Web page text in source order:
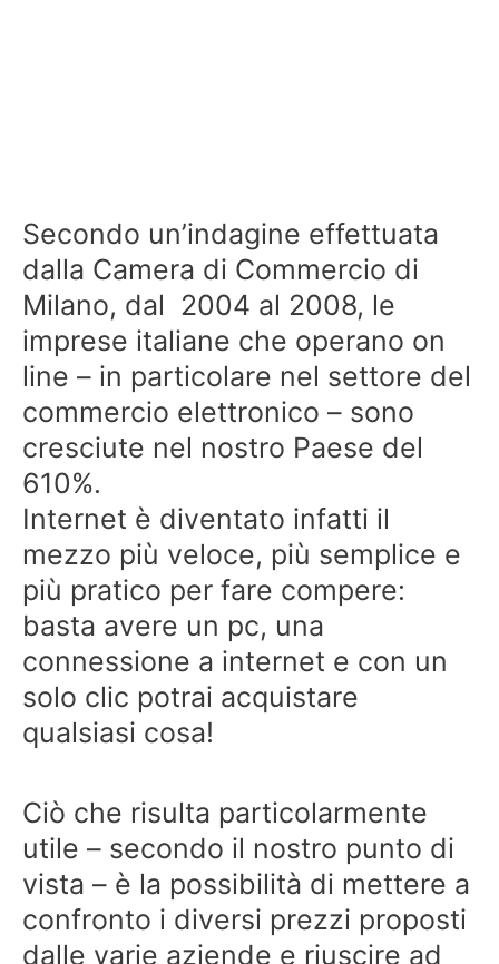
Secondo un’indagine effettuata
dalla Camera di Commercio di
Milano, dal 2004 al 2008, le
imprese italiane che operano on
line – in particolare nel settore del
commercio elettronico – sono
cresciute nel nostro Paese del
610%.
Internet è diventato infatti il
mezzo più veloce, più semplice e
più pratico per fare compere:
basta avere un pc, una
connessione a internet e con un
solo clic potrai acquistare
qualsiasi cosa!
Ciò che risulta particolarmente
utile – secondo il nostro punto di
vista – è la possibilità di mettere a
confronto i diversi prezzi proposti
dalle varie aziende e riuscire ad